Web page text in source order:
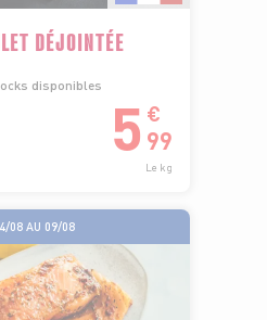
DÉJOINTÉE
disponibles
5 €
99
Le kg
08 AU 09/08